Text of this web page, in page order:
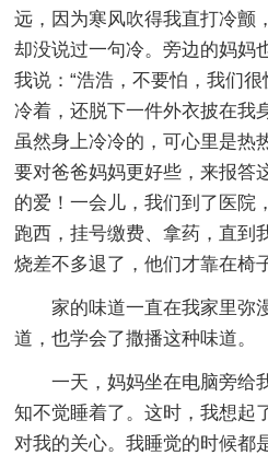
远，因为寒风吹得我直打冷颤
却没说过一句冷。旁边的妈妈
我说：“浩浩，不要怕，我们
冷着，还脱下一件外衣披在我
虽然身上冷冷的，可心里是热
要对爸爸妈妈更好些，来报答
的爱！一会儿，我们到了医院
跑西，挂号缴费、拿药，直到
烧差不多退了，他们才靠在椅
家的味道一直在我家里弥
道，也学会了撒播这种味道。
一天，妈妈坐在电脑旁给
知不觉睡着了。这时，我想起
对我的关心。我睡觉的时候都